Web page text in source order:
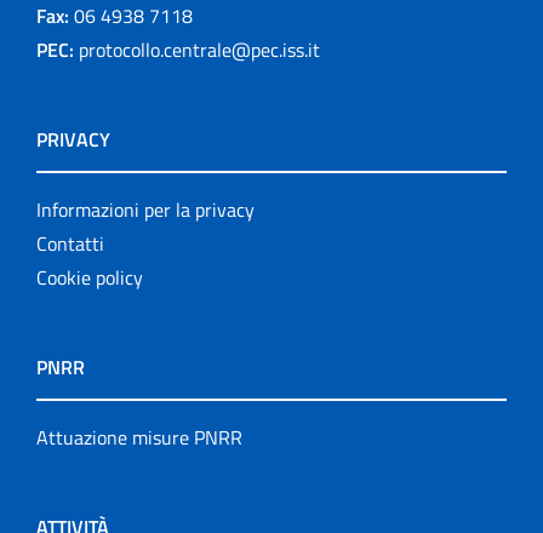
Fax: 06 4938 7118
PEC: protocollo.centrale@pec.iss.it
PRIVACY
Informazioni per la privacy
Contatti
Cookie policy
PNRR
Attuazione misure PNRR
ATTIVITÀ